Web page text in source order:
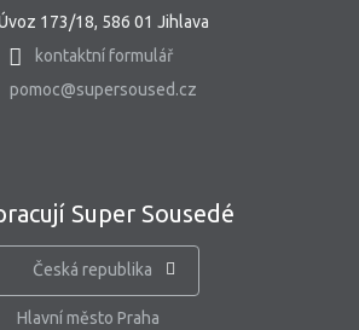
173/18, 586 01 Jihlava
kontaktní formulář
pomoc@supersoused.cz
Super Sousedé
Česká republika
Hlavní město Praha